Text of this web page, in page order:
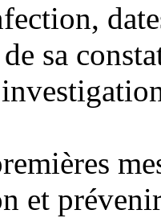
sa
et